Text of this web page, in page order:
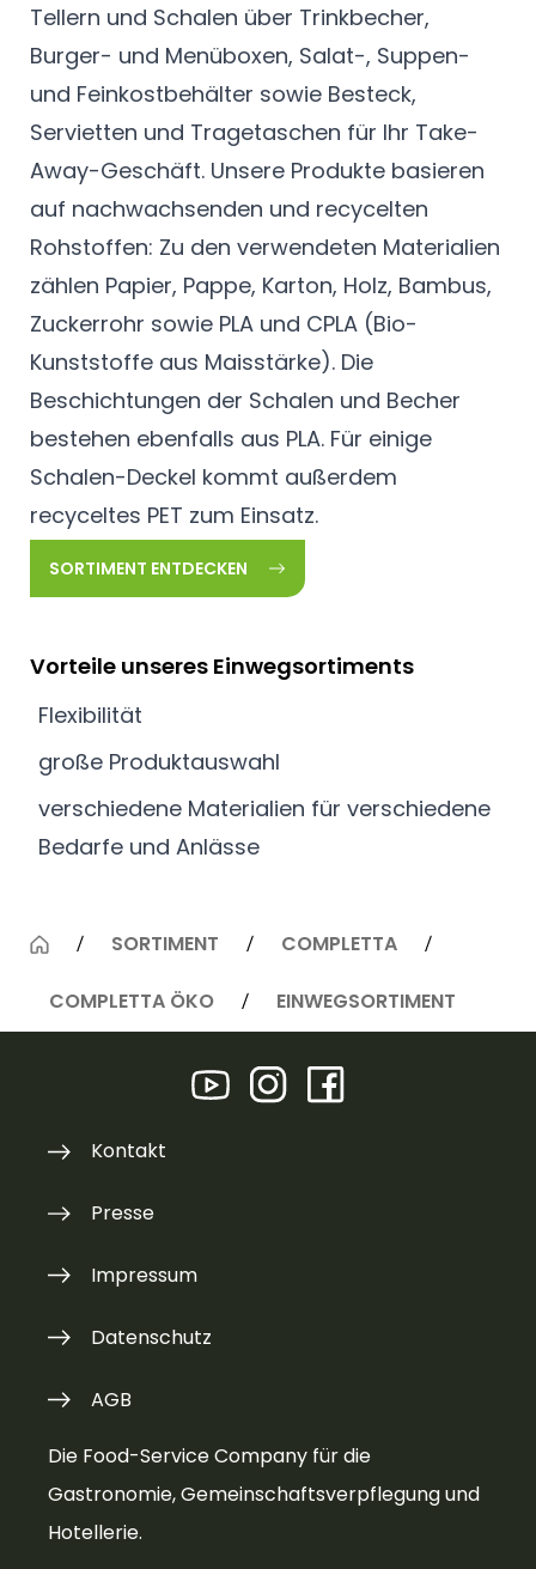
Tellern und Schalen über Trinkbecher,
Burger- und Menüboxen, Salat-, Suppen-
und Feinkostbehälter sowie Besteck,
Servietten und Tragetaschen für Ihr Take-
Away-Geschäft. Unsere Produkte basieren
auf nachwachsenden und recycelten
Rohstoffen: Zu den verwendeten Materialien
zählen Papier, Pappe, Karton, Holz, Bambus,
Zuckerrohr sowie PLA und CPLA (Bio-
Kunststoffe aus Maisstärke). Die
Beschichtungen der Schalen und Becher
bestehen ebenfalls aus PLA. Für einige
Schalen-Deckel kommt außerdem
recyceltes PET zum Einsatz.
SORTIMENT ENTDECKEN
Vorteile unseres Einwegsortiments
Flexibilität
große Produktauswahl
verschiedene Materialien für verschiedene
Bedarfe und Anlässe
SORTIMENT COMPLETTA
COMPLETTA ÖKO EINWEGSORTIMENT
Die Food-Service Company für die
Gastronomie, Gemeinschaftsverpflegung und
Hotellerie.
Kontakt
Presse
Impressum
Datenschutz
AGB